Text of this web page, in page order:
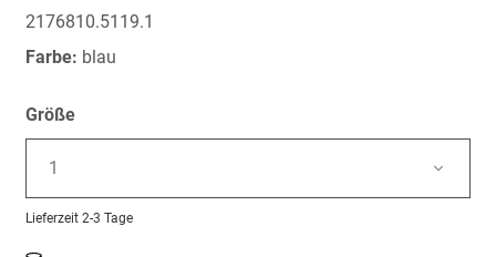
springen
2176810.5119.1
Farbe: blau
Größe
1
Lieferzeit 2-3 Tage